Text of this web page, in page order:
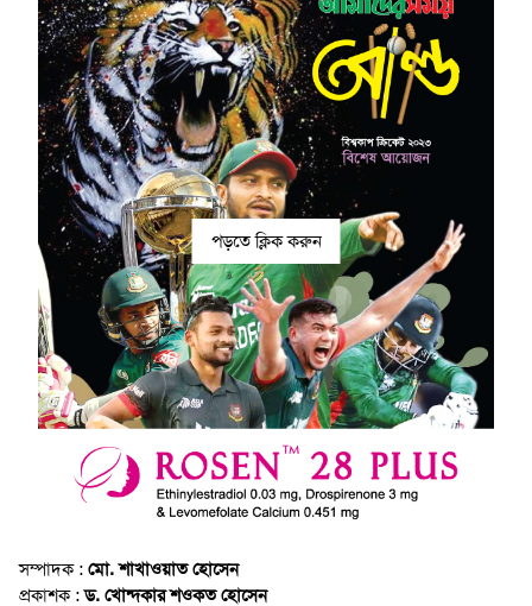
পড়তে ক্লিক করুন
সম্পাদক : মো. শাখাওয়াত হোসেন
প্রকাশক :ড. খোন্দকার শওকত হোসেন